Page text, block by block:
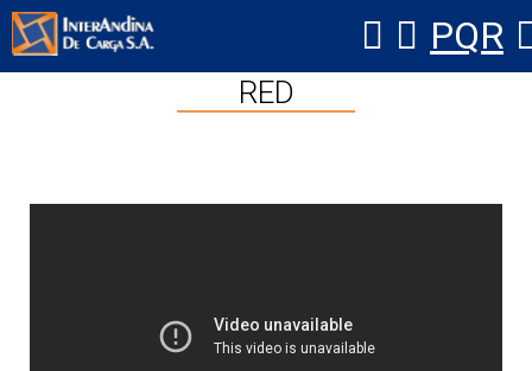
PQR
Ver Video: SIMULACRO CAÍDA DE
RED